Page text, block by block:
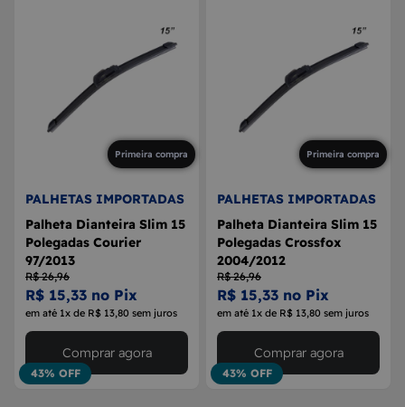
Primeira compra
PALHETAS IMPORTADAS
Palheta Dianteira Slim 15
Polegadas Courier
97/2013
R$ 26,96
R$ 15,33 no Pix
em até 1x de R$ 13,80 sem juros
43% OFF
Comprar agora
Primeira compra
PALHETAS IMPORTADAS
Palheta Dianteira Slim 15
Polegadas Crossfox
2004/2012
R$ 26,96
R$ 15,33 no Pix
em até 1x de R$ 13,80 sem juros
43% OFF
Comprar agora